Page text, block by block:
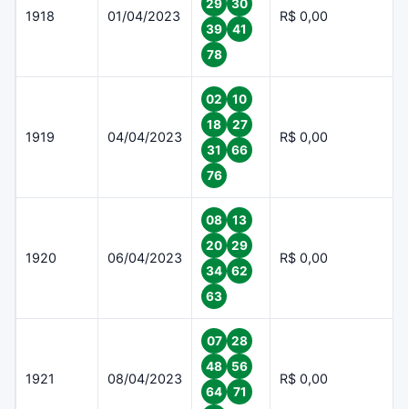
1918 01/04/2023
29
30
39
41
78
R$ 0,00
1919 04/04/2023
02
10
18
27
31
66
76
R$ 0,00
1920 06/04/2023
08
13
20
29
34
62
63
R$ 0,00
1921 08/04/2023
07
28
48
56
64
71
R$ 0,00